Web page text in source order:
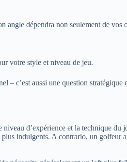
dépendra non seulement de vos
votre style et niveau de jeu.
– c’est aussi une question
d’expérience et la technique du
indulgents. A contrario, un